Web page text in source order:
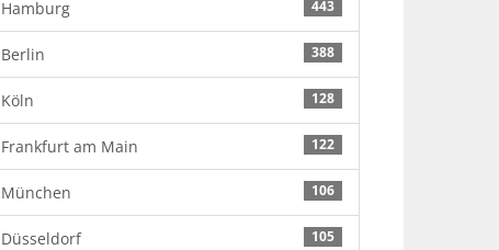
443
Hamburg
388
Berlin
128
Köln
122
Frankfurt am Main
106
München
105
Düsseldorf